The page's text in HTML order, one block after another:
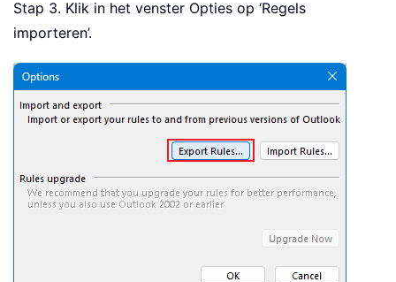
Stap 3. Klik in het venster Opties op ‘Regels
importeren’.